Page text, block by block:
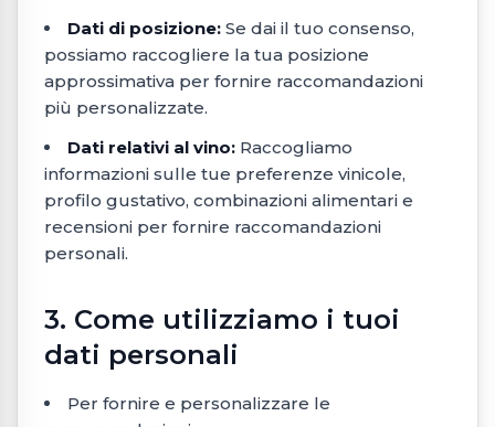
Dati di posizione: Se dai il tuo consenso,
possiamo raccogliere la tua posizione
approssimativa per fornire raccomandazioni
più personalizzate.
Dati relativi al vino: Raccogliamo
informazioni sulle tue preferenze vinicole,
profilo gustativo, combinazioni alimentari e
recensioni per fornire raccomandazioni
personali.
3. Come utilizziamo i tuoi
dati personali
Per fornire e personalizzare le